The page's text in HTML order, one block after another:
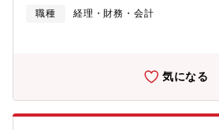
を運営しているため、日々の経理業務を
務フローの改善や組織体制の整備にも携
定した経理部門づくりを担っていただき
づく原価管理■管理会計■経営報告資料の
部長は副社長が兼務をしております。レ
職種
経理・財務・会計
気になる